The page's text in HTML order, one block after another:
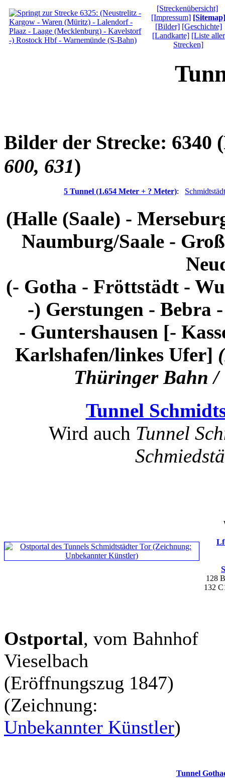
[Streckenübersicht]
[Impressum] [Sitemap]
[Bilder] [Geschichte]
[Landkarte] [Liste aller
Strecken]
Bilder der Strecke: 6340
600, 631)
5 Tunnel (1.654 Meter + ? Meter):
(Halle (Saale) -
Naumburg/Saale -
(- Gotha - Fröttstädt -
-) Gerstungen - Bebra
- Guntershausen [-
Karlshafen/linkes Ufer]
Thüringer Bahn /
Tunnel
Wird auch Tunnel
128
132
Ostportal, vom Bahnhof
Vieselbach
(Eröffnungszug 1847)
(Zeichnung:
Unbekannter Künstler)
Tunnel